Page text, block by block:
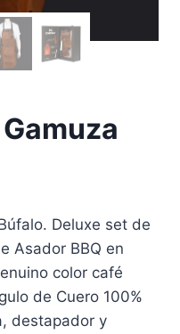
Deluxe set de
Asador BBQ en
color café
de Cuero 100%
destapador y